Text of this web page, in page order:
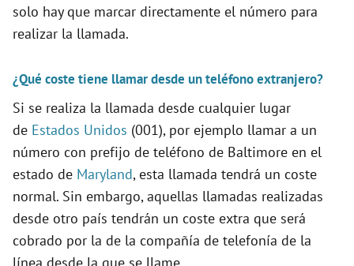
solo hay que marcar directamente el número para
realizar la llamada.
¿Qué coste tiene llamar desde un teléfono extranjero?
Si se realiza la llamada desde cualquier lugar
de Estados Unidos (001), por ejemplo llamar a un
número con prefijo de teléfono de Baltimore en el
estado de Maryland, esta llamada tendrá un coste
normal. Sin embargo, aquellas llamadas realizadas
desde otro país tendrán un coste extra que será
cobrado por la de la compañía de telefonía de la